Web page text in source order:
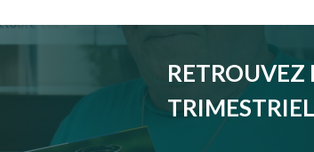
RETROUVEZ
TRIMESTRIEL